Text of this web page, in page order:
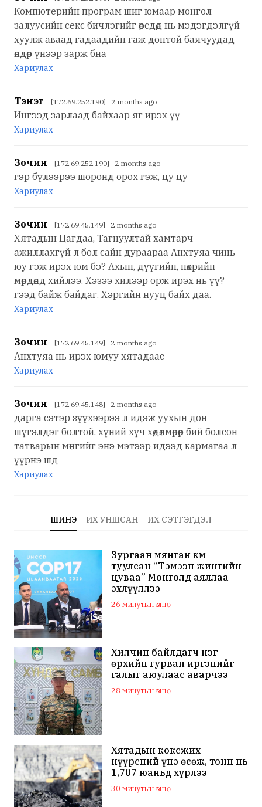
Компютерийн програм шиг юмаар монгол
залуусийн секс бичлэгийг өөрсдөд нь мэдэгдэлгүй
хуулж аваад гадаадийн гаж донтой баячуудад
өндөр үнээр зарж бна
Хариулах
Тэнэг [172.69.252.190] 2 months ago
Ингээд зарлаад байхаар яг ирэх үү
Хариулах
Зочин [172.69.252.190] 2 months ago
гэр бүлээрээ шоронд орох гэж, цу цу
Хариулах
Зочин [172.69.45.149] 2 months ago
Хятадын Цагдаа, Тагнуултай хамтарч
ажиллахгүй л бол сайн дураараа Анхтуяа чинь
юу гэж ирэх юм бэ? Ахын, дүүгийн, нөхрийн
мөрдөнд хийлээ. Хэзээ хилээр орж ирэх нь үү?
гээд байж байдаг. Хэргийн нууц байх даа.
Хариулах
Зочин [172.69.45.149] 2 months ago
Анхтуяа нь ирэх юмуу хятадаас
Хариулах
Зочин [172.69.45.148] 2 months ago
дарга сэтэр зүүхээрээ л идэж уухын дон
шүгэлдэг болтой, хүний хүч хөдөлмөрөөр бий болсон
татварын мөнгийг энэ мэтээр идээд кармагаа л
үүрнэ шд
Хариулах
ШИНЭ ИХ УНШСАН ИХ СЭТГЭГДЭЛ
Зургаан мянган км
туулсан “Тэмээн жингийн
цуваа” Монголд аяллаа
эхлүүллээ
26 минутын өмнө
Хилчин байлдагч нэг
өрхийн гурван иргэнийг
галыг аюулаас аварчээ
28 минутын өмнө
Хятадын коксжих
нүүрсний үнэ өсөж, тонн нь
1,707 юаньд хүрлээ
30 минутын өмнө